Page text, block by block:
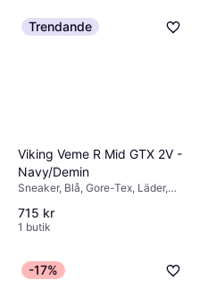
Trendande
Viking Veme R Mid GTX 2V -
Navy/Demin
Sneaker, Blå, Gore-Tex, Läder,
715 kr
1 butik
-17%